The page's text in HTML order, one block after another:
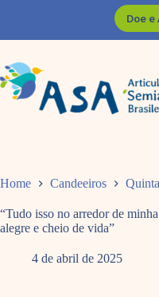
Doe
Home Candeeiros
“Tudo isso no arredor de
alegre e cheio de vida”
4 de abril de 2025